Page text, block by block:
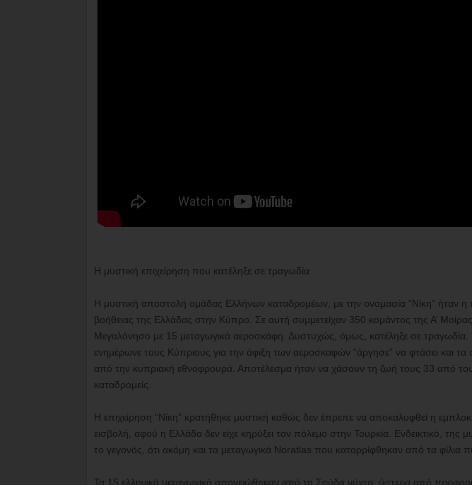
Η μυστική επιχείρηση που κατέληξε σε τραγωδία
Η μυστική αποστολή ομάδας Ελλήνων καταδρομέων, με την ονομασία “Νίκη” ήταν η
βοήθειας της Ελλάδας στην Κύπρο. Σε αυτή συμμετείχαν 350 κομάντος της Α’
Μεγαλόνησο με 15 μεταγωγικά αεροσκάφη. Δυστυχώς, όμως, κατέληξε σε
ενημέρωνε τους Κύπριους για την άφιξη των αεροσκαφών “άργησε” να φτάσει και
από την κυπριακή εθνοφρουρά. Αποτέλεσμα ήταν να χάσουν τη ζωή τους 33 από
καταδρομείς.
Η επιχείρηση “Νίκη” κρατήθηκε μυστική καθώς δεν έπρεπε να αποκαλυφθεί η
εισβολή, αφού η Ελλάδα δεν είχε κηρύξει τον πόλεμο στην Τουρκία. Ενδεικτικό, της
το γεγονός, ότι ακόμη και τα μεταγωγικά Noratlas που καταρρίφθηκαν από τα φίλια
Τα 15 ελληνικά μεταγωγικά απογειώθηκαν από τη Σούδα νύχτα, ύστερα από